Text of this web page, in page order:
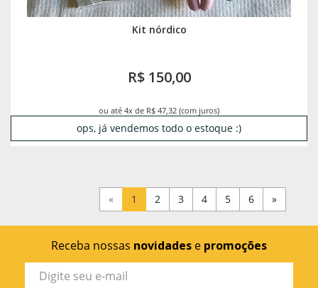
Kit nórdico
R$ 150,00
ou até 4x de R$ 47,32 (com juros)
ops, já vendemos todo o estoque :)
« 1 2 3 4 5 6 »
Receba nossas novidades e promoções